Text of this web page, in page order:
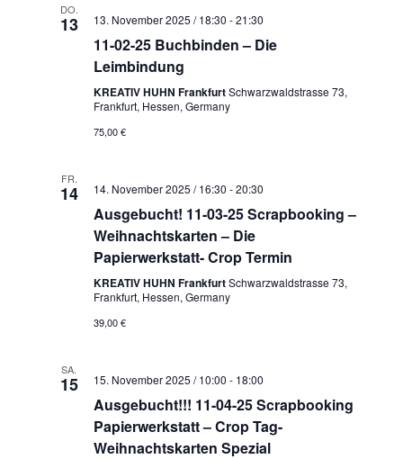
DO.
13 13. November 2025 / 18:30 -21:30
11-02-25 Buchbinden – Die
Leimbindung
KREATIV HUHN FrankfurtSchwarzwaldstrasse 73,
Frankfurt, Hessen, Germany
75,00 €
FR.
14 14. November 2025 / 16:30 -20:30
Ausgebucht! 11-03-25 Scrapbooking –
Weihnachtskarten – Die
Papierwerkstatt- Crop Termin
KREATIV HUHN FrankfurtSchwarzwaldstrasse 73,
Frankfurt, Hessen, Germany
39,00 €
SA.
15 15. November 2025 / 10:00 - 18:00
Ausgebucht!!! 11-04-25 Scrapbooking
Papierwerkstatt – Crop Tag-
Weihnachtskarten Spezial